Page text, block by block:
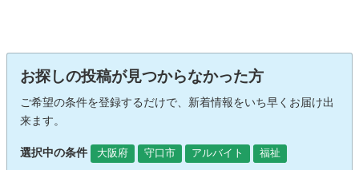
お探しの投稿が見つからなかった方
ご希望の条件を登録するだけで、新着情報をいち早くお届け出
来ます。
選択中の条件 大阪府 守口市 アルバイト 福祉